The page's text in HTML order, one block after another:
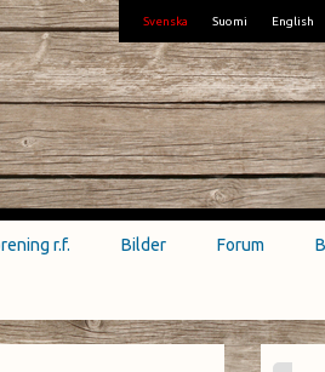
Svenska Suomi English
r.f. Bilder Forum